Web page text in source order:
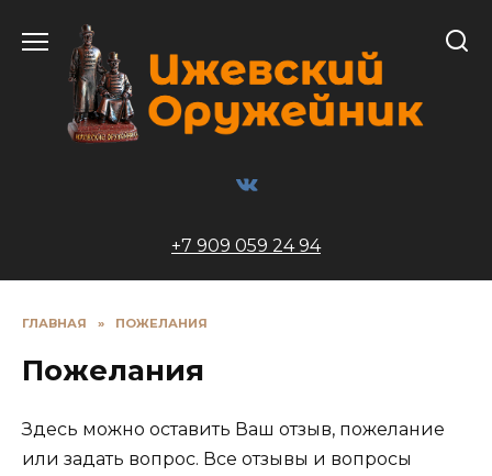
содержанию
+7 909 059 24 94
ГЛАВНАЯ » ПОЖЕЛАНИЯ
Пожелания
Здесь можно оставить Ваш отзыв, пожелание
или задать вопрос. Все отзывы и вопросы